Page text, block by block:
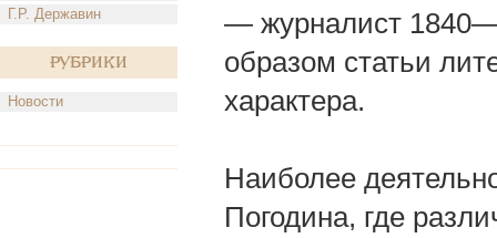
Г.Р. Державин
Рубрики
Новости
— журналист
образом статьи
характера.
Наиболее
Погодина, где